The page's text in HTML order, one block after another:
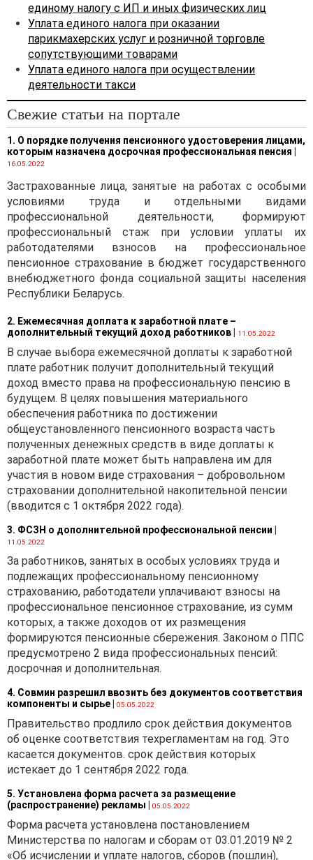
единому налогу с ИП и иных физических лиц
Уплата единого налога при оказании
парикмахерских услуг и розничной торговле
сопутствующими товарами
Уплата единого налога при осуществлении
деятельности такси
Свежие статьи на портале
1. О порядке получения пенсионного удостоверения лицами,
которым назначена досрочная профессиональная пенсия
16.05.2022
Застрахованные лица, занятые на работах с особыми
условиями труда и отдельными видами
профессиональной деятельности, формируют
профессиональный стаж при условии уплаты их
работодателями взносов на профессиональное
пенсионное страхование в бюджет государственного
внебюджетного фонда социальной защиты населения
Республики Беларусь.
2. Ежемесячная доплата к заработной плате –
дополнительный текущий доход работников
11.05.2022
В случае выбора ежемесячной доплаты к заработной
плате работник получит дополнительный текущий
доход вместо права на профессиональную пенсию в
будущем. В целях повышения материального
обеспечения работника по достижении
общеустановленного пенсионного возраста часть
полученных денежных средств в виде доплаты к
заработной плате может быть направлена им для
участия в новом виде страхования – добровольном
страховании дополнительной накопительной пенсии
(вводится с 1 октября 2022 года).
3. ФСЗН о дополнительной профессиональной пенсии
11.05.2022
За работников, занятых в особых условиях труда и
подлежащих профессиональному пенсионному
страхованию, работодатели уплачивают взносы на
профессиональное пенсионное страхование, из сумм
которых, а также доходов от их размещения
формируются пенсионные сбережения. Законом о ППС
предусмотрено 2 вида профессиональных пенсий:
досрочная и дополнительная.
4. Совмин разрешил ввозить без документов соответствия
компоненты и сырье
05.05.2022
Правительство продлило срок действия документов
об оценке соответствия техрегламентам на год. Это
касается документов. срок действия которых
истекает до 1 сентября 2022 года.
5. Установлена форма расчета за размещение
(распространение) рекламы
05.05.2022
Форма расчета установлена постановлением
Министерства по налогам и сборам от 03.01.2019 № 2
«Об исчислении и уплате налогов, сборов (пошлин),